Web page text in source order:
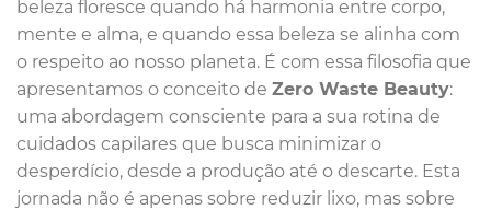
beleza floresce quando há harmonia entre corpo,
mente e alma, e quando essa beleza se alinha com
o respeito ao nosso planeta. É com essa filosofia que
apresentamos o conceito de Zero Waste Beauty:
uma abordagem consciente para a sua rotina de
cuidados capilares que busca minimizar o
desperdício, desde a produção até o descarte. Esta
jornada não é apenas sobre reduzir lixo, mas sobre